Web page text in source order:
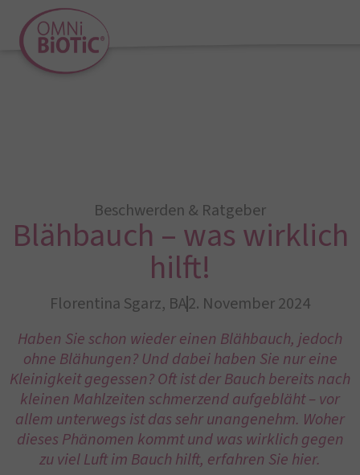
Beschwerden & Ratgeber
Blähbauch – was wirklich
hilft!
Florentina Sgarz, BA2. November 2024
Haben Sie schon wieder einen Blähbauch, jedoch
ohne Blähungen? Und dabei haben Sie nur eine
Kleinigkeit gegessen? Oft ist der Bauch bereits nach
kleinen Mahlzeiten schmerzend aufgebläht – vor
allem unterwegs ist das sehr unangenehm. Woher
dieses Phänomen kommt und was wirklich gegen
zu viel Luft im Bauch hilft, erfahren Sie hier.